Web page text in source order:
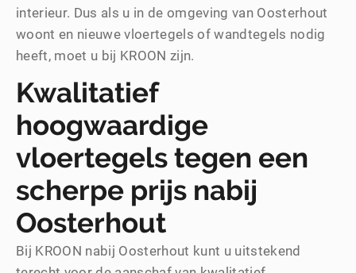
interieur. Dus als u in de omgeving van Oosterhout
woont en nieuwe vloertegels of wandtegels nodig
heeft, moet u bij KROON zijn.
Kwalitatief
hoogwaardige
vloertegels tegen een
scherpe prijs nabij
Oosterhout
Bij KROON nabij Oosterhout kunt u uitstekend